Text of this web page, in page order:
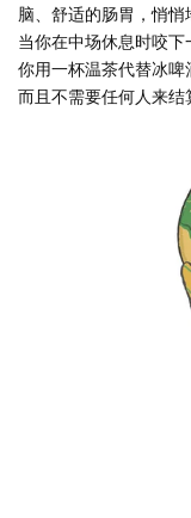
脑、舒适的肠胃，悄悄
当你在中场休息时咬
你用一杯温茶代替冰
而且不需要任何人来结